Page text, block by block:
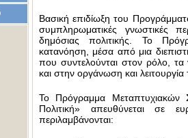
Βασική επιδίωξη του
συμπληρωματικές γνωστικές
δημόσιας πολιτικής. Το
κατανόηση, μέσα από μια
που συντελούνται στον ρόλο, τα
και στην οργάνωση και
Το Πρόγραμμα Μεταπτυχιακών
Πολιτική» απευθύνεται σε
περιλαμβάνονται: